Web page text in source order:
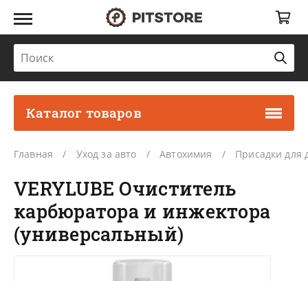
Каталог товаров
Главная Уход за авто Автохимия Присадки для
VERYLUBE Очиститель
карбюратора и инжектора
(универсальный)